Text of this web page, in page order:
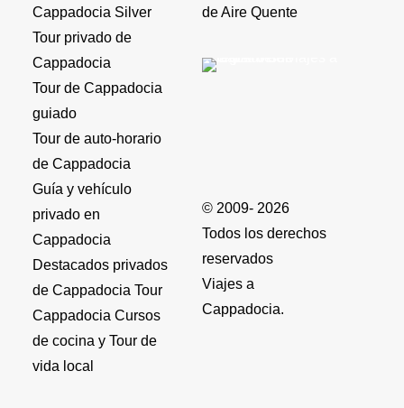
Cappadocia Silver
Tour privado de
Cappadocia
Tour de Cappadocia
guiado
Tour de auto-horario
de Cappadocia
Guía y vehículo
privado en
Cappadocia
Destacados privados
de Cappadocia Tour
Cappadocia Cursos
de cocina y Tour de
vida local
de Aire Quente
© 2009- 2026
Todos los derechos
reservados
Viajes a
Cappadocia.